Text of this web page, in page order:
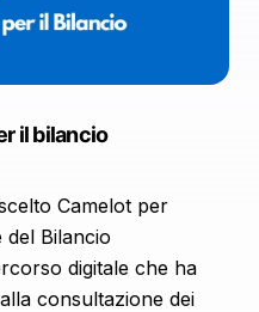
il bilancio
Camelot per
Bilancio
digitale che ha
consultazione dei